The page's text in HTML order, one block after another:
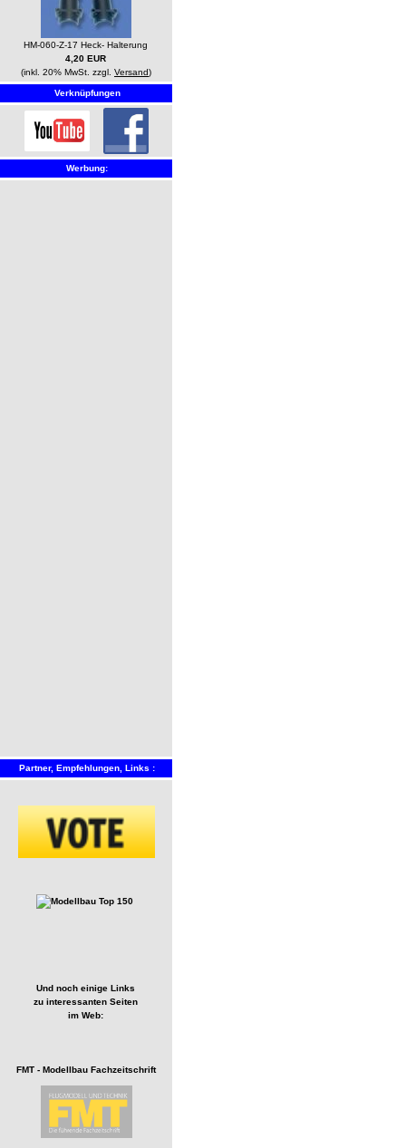
HM-060-Z-17 Heck- Halterung
4,20 EUR
(inkl. 20% MwSt. zzgl. Versand)
Verknüpfungen
Werbung:
Partner, Empfehlungen, Links :
Und noch einige Links
zu interessanten Seiten
im Web:
FMT - Modellbau Fachzeitschrift